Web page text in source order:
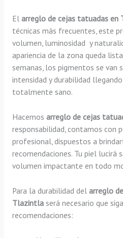
El arreglo de cejas tatuadas en
técnicas más frecuentes, este
volumen, luminosidad y
apariencia de la zona queda
semanas, los pigmentos se van
intensidad y durabilidad
totalmente sano.
Hacemos arreglo de cejas
responsabilidad, contamos con
profesional, dispuestos a
recomendaciones. Tu piel lucirá
volumen impactante en todo
Para la durabilidad del arreglo
Tlazintla será necesario que
recomendaciones: